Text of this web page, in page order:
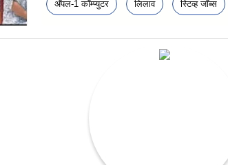
अ‍ॅपल-1 कॉम्प्युटर लिलाव स्टिव्ह जॉब्स